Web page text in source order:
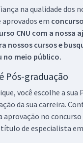
na qualidade dos
em
CNU com a nossa
nossos cursos e
no meio público.
Pós-graduação
você escolhe a sua
da sua carreira.
aprovação no
de especialista em